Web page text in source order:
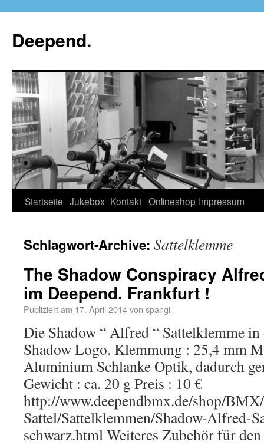
Deepend.
Startseite Jukebox Kontakt Onlineshop Impressum
Schlagwort-Archive: Sattelklemme
The Shadow Conspiracy
im Deepend. Frankfurt !
Publiziert am 17. April 2014von spangi
Die Shadow “ Alfred “ Sattelklemme
Shadow Logo. Klemmung : 25,4 mm
Aluminium Schlanke Optik, dadurch
Gewicht : ca. 20 g Preis : 10 €
http://www.deependbmx.de/shop/
Sattel/Sattelklemmen/Shadow-Alfred-
schwarz.html Weiteres Zubehör für